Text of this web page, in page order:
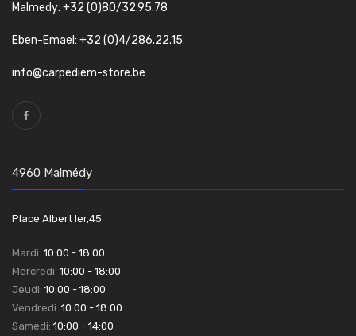
Malmedy: +32 (0)80/32.95.78
Eben-Emael: +32 (0)4/286.22.15
info@carpediem-store.be
4960 Malmédy
Place Albert Ier,45
Mardi: 10:00 - 18:00
Mercredi: 10:00 - 18:00
Jeudi: 10:00 - 18:00
Vendredi: 10:00 - 18:00
Samedi: 10:00 - 14:00